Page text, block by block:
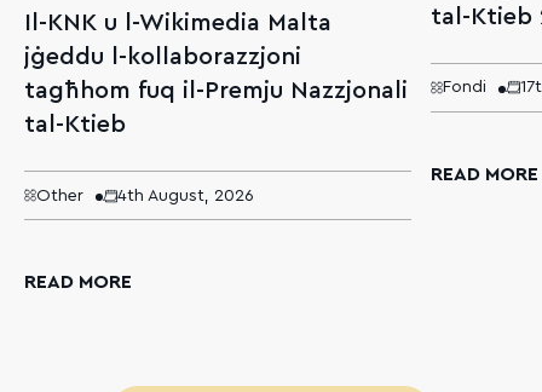
Il-KNK u l-Wikimedia Malta
jġeddu l-kollaborazzjoni
tagħhom fuq il-Premju Nazzjonali
tal-Ktieb
Other 4th August, 2026
READ MORE
tal-Ktieb
Fondi
READ MORE